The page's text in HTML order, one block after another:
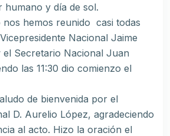
humano y día de sol.
nos hemos reunido casi todas
Nacional Jaime
Secretario Nacional Juan
las 11:30 dio comienzo el
de bienvenida por el
D. Aurelio López, agradeciendo
al acto. Hizo la oración el